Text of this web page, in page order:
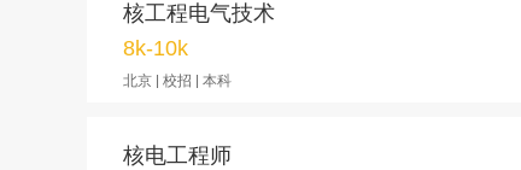
核工程电气技术
8k-10k
北京 | 校招 | 本科
核电工程师